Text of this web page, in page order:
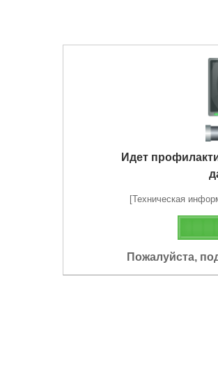
Идет
[Техническая
Пожалуйста,